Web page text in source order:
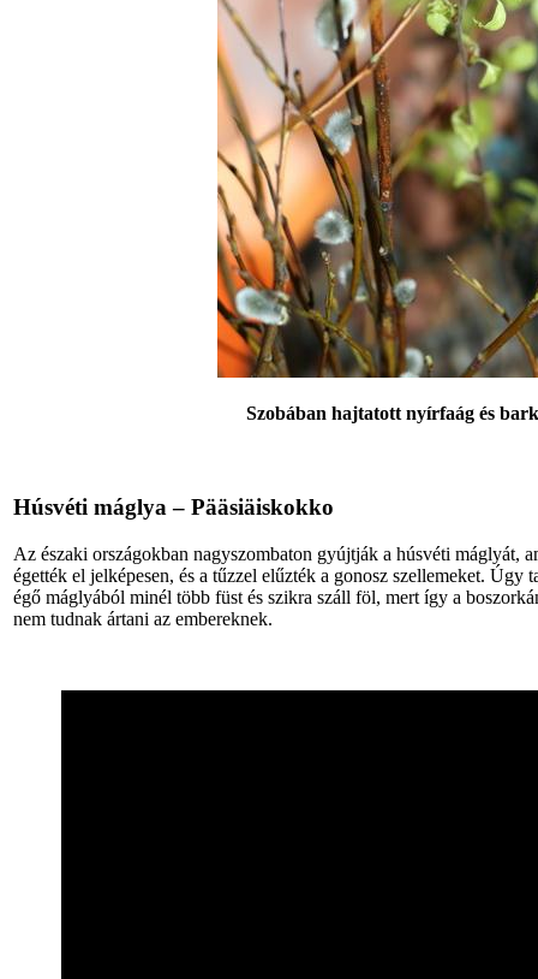
Szobában hajtatott nyírfaág és
Húsvéti máglya – Pääsiäiskokko
Az északi országokban nagyszombaton gyújtják a húsvéti máglyát,
égették el jelképesen, és a tűzzel elűzték a gonosz szellemeket. Úgy
égő máglyából minél több füst és szikra száll föl, mert így a
nem tudnak ártani az embereknek.